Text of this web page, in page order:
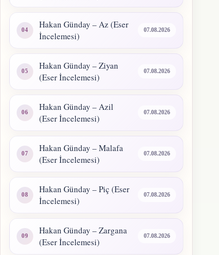
Hakan Günday – Az (Eser
İncelemesi)
07.08.2026
Hakan Günday – Ziyan
(Eser İncelemesi)
07.08.2026
Hakan Günday – Azil
(Eser İncelemesi)
07.08.2026
Hakan Günday – Malafa
(Eser İncelemesi)
07.08.2026
Hakan Günday – Piç (Eser
İncelemesi)
07.08.2026
Hakan Günday – Zargana
(Eser İncelemesi)
07.08.2026